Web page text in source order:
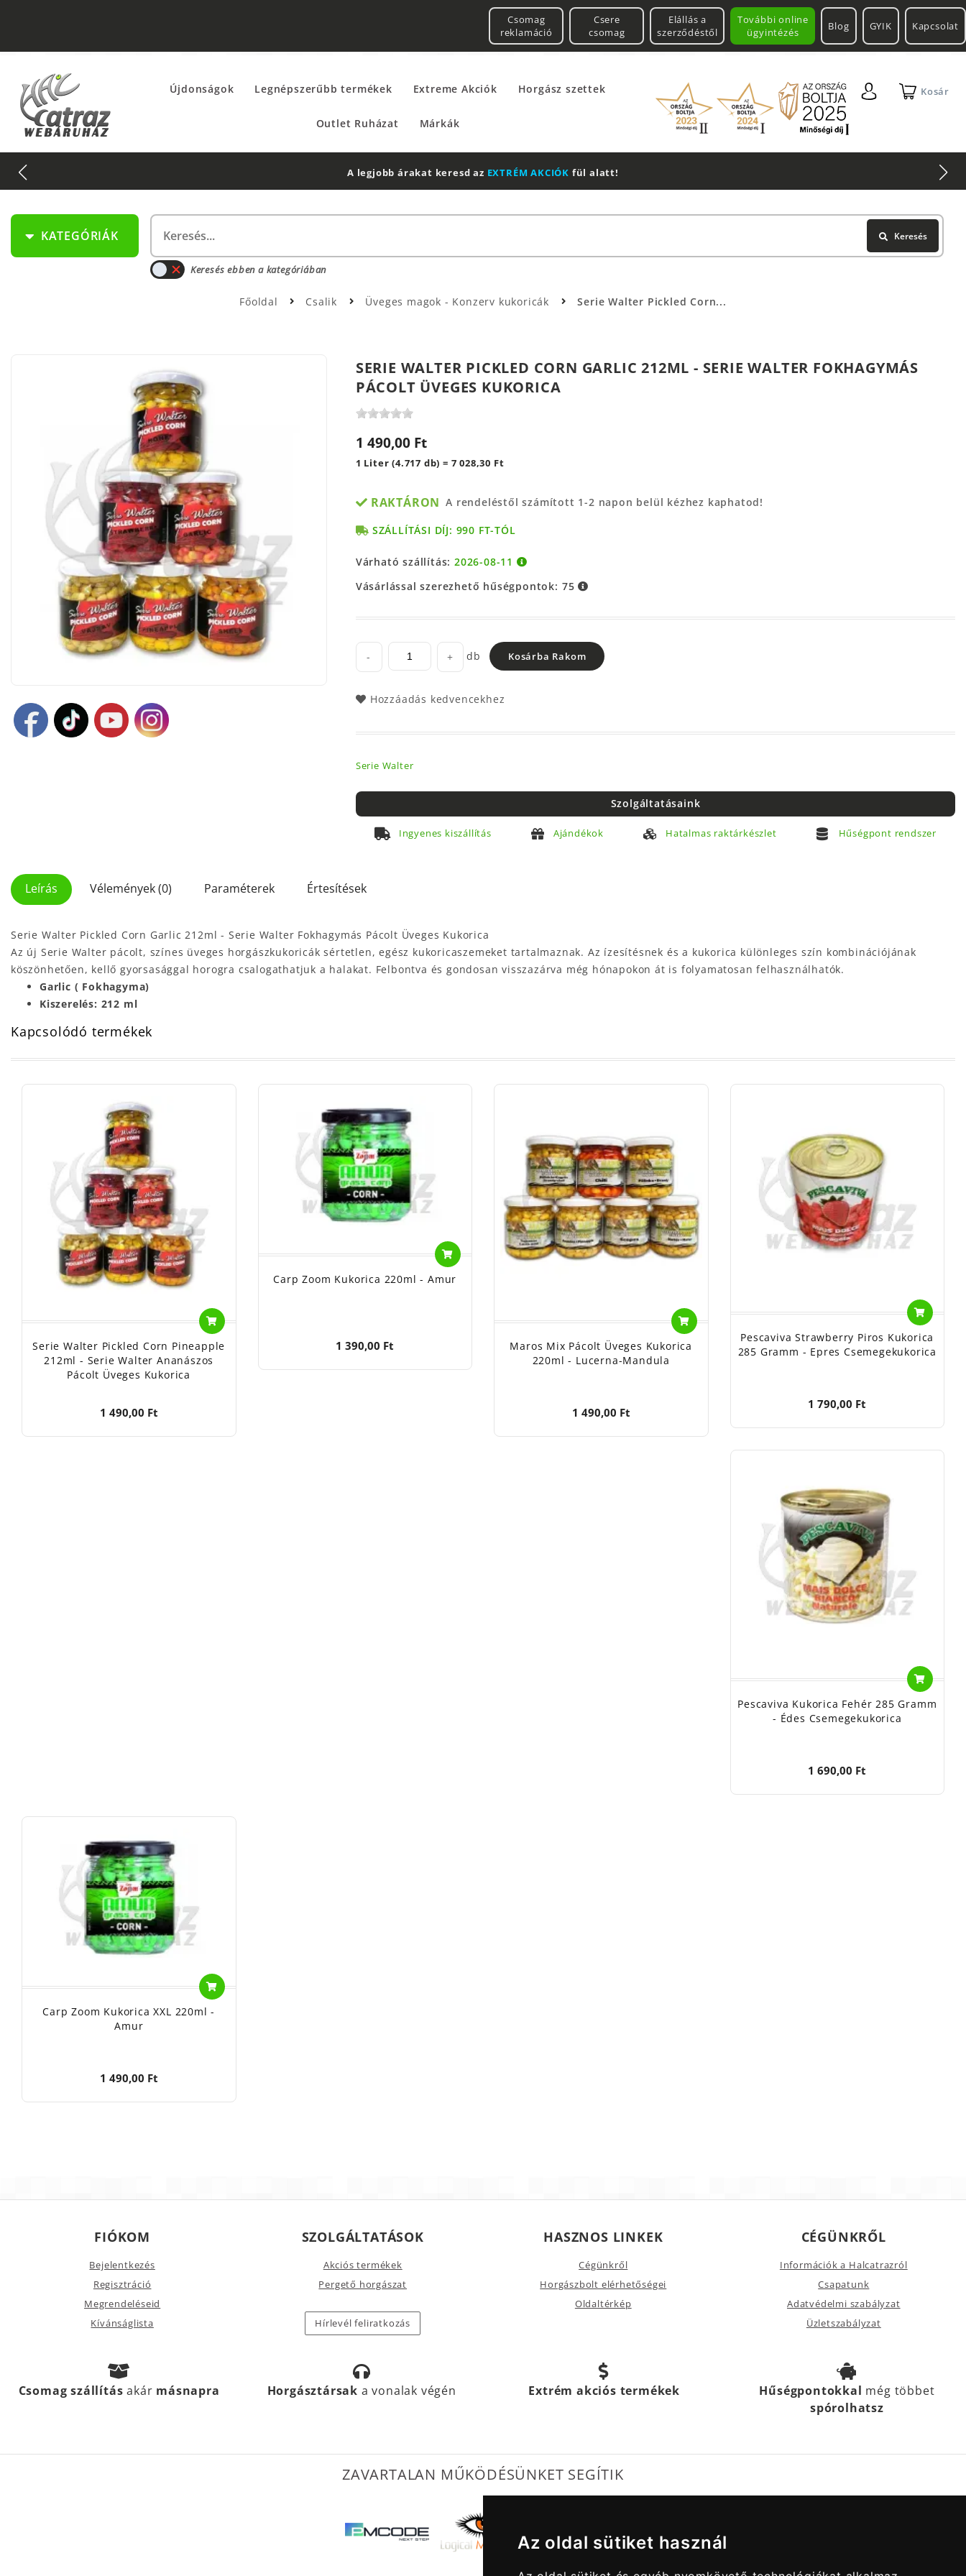
Az oldal sütiket használ
További online
ügyintézés
Csomag
reklamáció
Csere
csomag
Elállás a
szerződéstől
Blog GYIK Kapcsolat
Újdonságok Legnépszerűbb termékek Extreme Akciók Horgász szettek
Outlet Ruházat Márkák
Kosár
A legjobb árakat keresd az EXTRÉM AKCIÓK fül alatt!
KATEGÓRIÁK Keresés
Keresés ebben a kategóriában
Főoldal Csalik Üveges magok - Konzerv kukoricák Serie Walter Pickled Corn...
SERIE WALTER PICKLED CORN GARLIC 212ML - SERIE WALTER FOKHAGYMÁS
PÁCOLT ÜVEGES KUKORICA
1 490,00 Ft
1 Liter (4.717 db) = 7 028,30 Ft
RAKTÁRON A rendeléstől számított 1-2 napon belül kézhez kaphatod!
SZÁLLÍTÁSI DÍJ: 990 FT-TÓL
Várható szállítás:2026-08-11
Vásárlással szerezhető hűségpontok: 75
- + db Kosárba Rakom
Hozzáadás kedvencekhez
Serie Walter
Szolgáltatásaink
Ingyenes kiszállítás Ajándékok Hatalmas raktárkészlet Hűségpont rendszer
Leírás Vélemények (0) Paraméterek Értesítések
Serie Walter Pickled Corn Garlic 212ml - Serie Walter Fokhagymás Pácolt Üveges Kukorica
Az új Serie Walter pácolt, színes üveges horgászkukoricák sértetlen, egész kukoricaszemeket tartalmaznak. Az ízesítésnek és a kukorica különleges szín kombinációjának
köszönhetően, kellő gyorsasággal horogra csalogathatjuk a halakat. Felbontva és gondosan visszazárva még hónapokon át is folyamatosan felhasználhatók.
Garlic ( Fokhagyma)
Kiszerelés: 212 ml
Kapcsolódó termékek
Serie Walter Pickled Corn Pineapple
212ml - Serie Walter Ananászos
Pácolt Üveges Kukorica
1 490,00 Ft
Carp Zoom Kukorica 220ml - Amur
1 390,00 Ft
Maros Mix Pácolt Üveges Kukorica
220ml - Lucerna-Mandula
1 490,00 Ft
Pescaviva Strawberry Piros Kukorica
285 Gramm - Epres Csemegekukorica
1 790,00 Ft
Pescaviva Kukorica Fehér 285 Gramm
- Édes Csemegekukorica
1 690,00 Ft
Carp Zoom Kukorica XXL 220ml -
Amur
1 490,00 Ft
FIÓKOM
Bejelentkezés
Regisztráció
Megrendeléseid
Kívánságlista
SZOLGÁLTATÁSOK
Akciós termékek
Pergető horgászat
Hírlevél feliratkozás
HASZNOS LINKEK
Cégünkről
Horgászbolt elérhetőségei
Oldaltérkép
CÉGÜNKRŐL
Információk a Halcatrazról
Csapatunk
Adatvédelmi szabályzat
Üzletszabályzat
Csomag szállításakár másnapra Horgásztársak a vonalak végén Extrém akciós termékek Hűségpontokkal még többet
spórolhatsz
ZAVARTALAN MŰKÖDÉSÜNKET SEGÍTIK